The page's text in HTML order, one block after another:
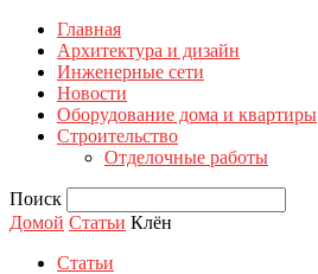
Главная
Архитектура и дизайн
Инженерные сети
Новости
Оборудование дома и квартиры
Строительство
Отделочные работы
Поиск
Домой Статьи Клён
Статьи